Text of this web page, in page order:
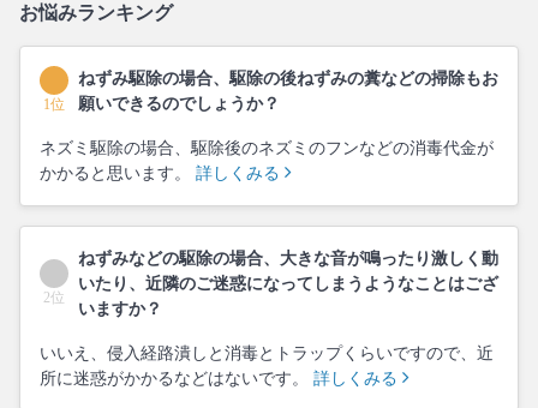
お悩みランキング
1位
ねずみ駆除の場合、駆除の後ねずみの糞などの掃除もお
願いできるのでしょうか？
ネズミ駆除の場合、駆除後のネズミのフンなどの消毒代金が
かかると思います。 詳しくみる
2位
ねずみなどの駆除の場合、大きな音が鳴ったり激しく動
いたり、近隣のご迷惑になってしまうようなことはござ
いますか？
いいえ、侵入経路潰しと消毒とトラップくらいですので、近
所に迷惑がかかるなどはないです。 詳しくみる